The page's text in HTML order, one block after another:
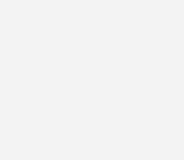
gezielter Affront, bei dem unterschwellig
was Ihr wollt. Interessiert uns eh nicht.‘
Expertise vor Ort
des
scheuen wahrlich keine Wochenendarbeit.
unmöglich, innerhalb dieser kurzen
die Expertise unserer auf kommunaler Ebene
betroffenen Innungen einzuholen und